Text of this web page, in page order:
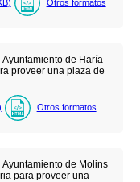
) Otros formatos
de Haría
proveer una plaza de
Otros formatos
de Molins
para proveer una